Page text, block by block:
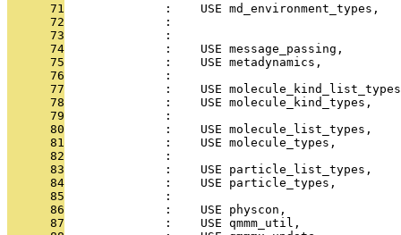
      71
:    USE md_environment_types,
      72
:
      73
:
      74
:    USE message_passing,
      75
:    USE metadynamics,
      76
:
      77
:    USE
      78
:    USE molecule_kind_types,
      79
:
      80
:    USE molecule_list_types,
      81
:    USE molecule_types,
      82
:
      83
:    USE particle_list_types,
      84
:    USE particle_types,
      85
:
      86
:    USE physcon,
      87
:    USE qmmm_util,